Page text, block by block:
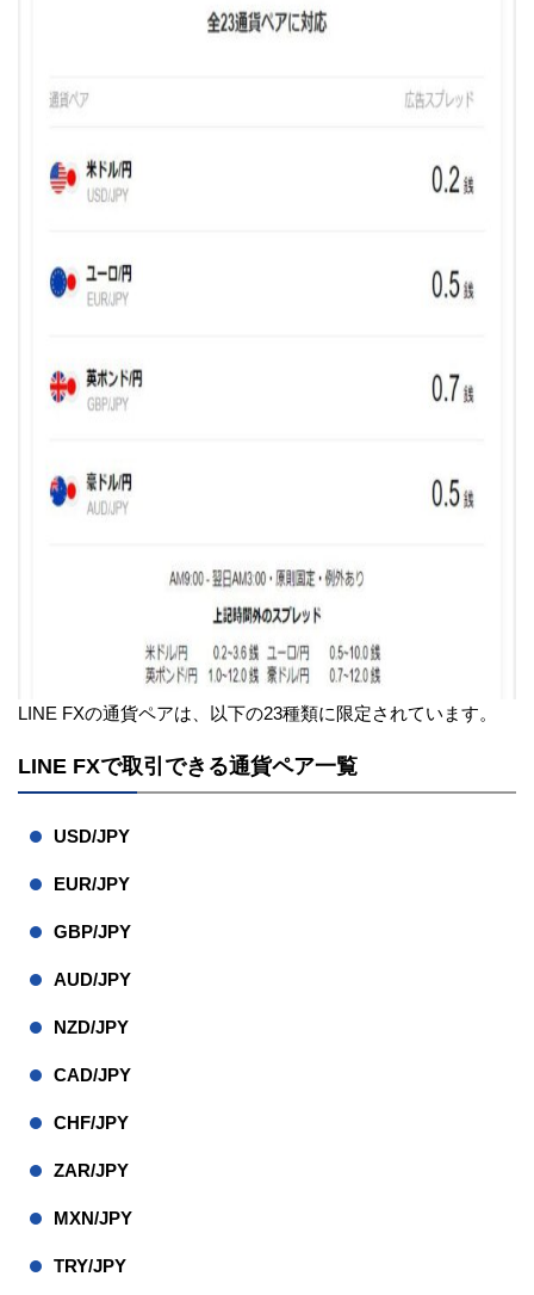
LINE FXの通貨ペアは、以下の23種類に限定されています。
LINE FXで取引できる通貨ペア一覧
USD/JPY
EUR/JPY
GBP/JPY
AUD/JPY
NZD/JPY
CAD/JPY
CHF/JPY
ZAR/JPY
MXN/JPY
TRY/JPY